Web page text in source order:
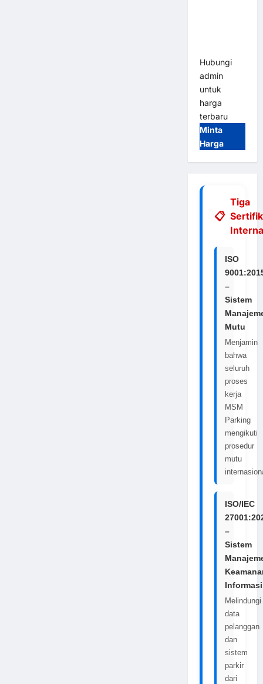
Hubungi
admin
untuk
harga
terbaru
Minta
Harga
Tiga
ISO
–
Sistem
Mutu
Menjamin
bahwa
seluruh
proses
kerja
MSM
Parking
mengikuti
prosedur
mutu
ISO/IEC
–
Sistem
Informasi
Melindungi
data
pelanggan
dan
sistem
parkir
dari